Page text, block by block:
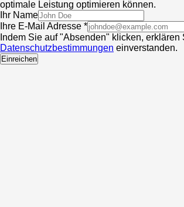
optimale Leistung optimieren können.
Ihr Name
Ihre E-Mail Adresse *
Indem Sie auf "Absenden" klicken,
Datenschutzbestimmungen einverstanden.